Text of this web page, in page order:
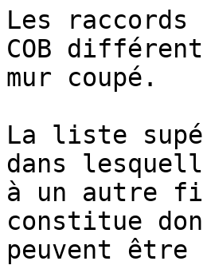
Les
COB
mur coupé.
La liste
dans
à un autre
constitue
peuvent être